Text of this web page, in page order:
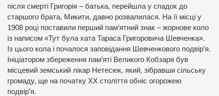
після смерті Григорія – батька, перейшла у спадок до
старшого брата, Микити, давно розвалилася. На її місці у
1908 році поставили перший пам’ятний знак – жорнове коло
із написом «Тут була хата Тараса Григоровича Шевченка».
Із цього кола і почалося заповідання Шевченкового подвір’я.
Ініціатором збереження пам’яті Великого Кобзаря був
місцевий земський лікар Нетесюк, який, зібравши сільську
громаду, ще на початку ХХ століття обніс огорожею
подвір’я.